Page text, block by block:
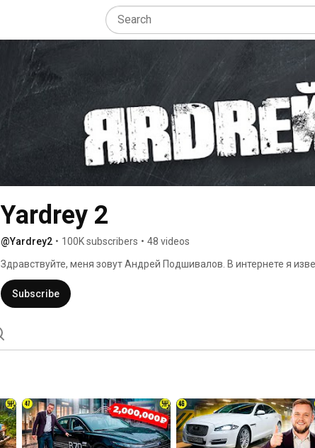
Yardrey 2
@Yardrey2 • 100K subscribers • 48 videos
Здравствуйте, меня зовут Андрей Подшивалов. В интернете я
псевдонимом Ярдрей , и вы наверняка уже знаете меня как
основной канал, посвящённый моей работе: www.youtube.com/c/
Subscribe